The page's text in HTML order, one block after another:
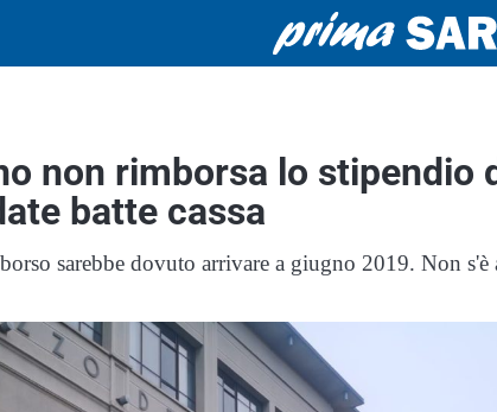
non rimborsa lo stipendio
batte cassa
sarebbe dovuto arrivare a giugno 2019. Non s'è